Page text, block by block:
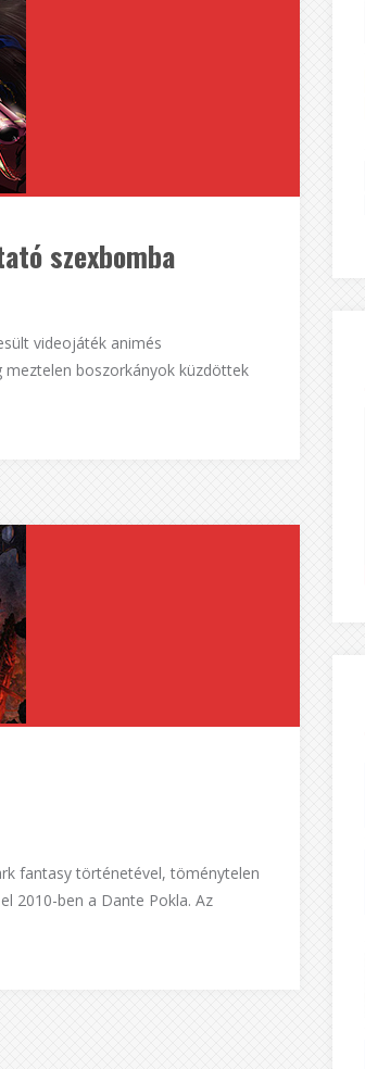
szexbomba
videojáték animés
boszorkányok küzdöttek
fantasy történetével, töménytelen
2010-ben a Dante Pokla. Az